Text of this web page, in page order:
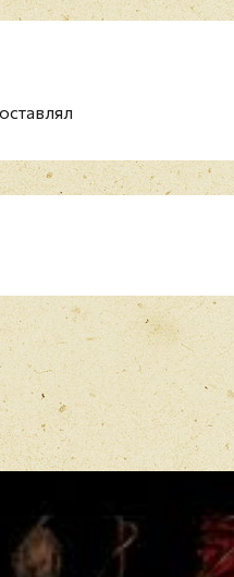
Go
Killed
*